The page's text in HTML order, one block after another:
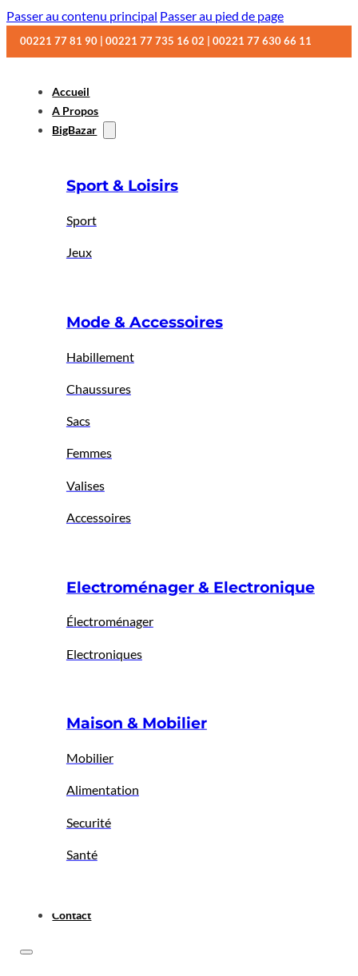
Passer au contenu principal Passer au pied de page
00221 77 81 90 | 00221 77 735 16 02 | 00221 77 630 66 11
Accueil
A Propos
BigBazar
Sport & Loisirs
Sport
Jeux
Mode & Accessoires
Habillement
Chaussures
Sacs
Femmes
Valises
Accessoires
Electroménager & Electronique
Électroménager
Electroniques
Maison & Mobilier
Mobilier
Alimentation
Securité
Santé
Contact